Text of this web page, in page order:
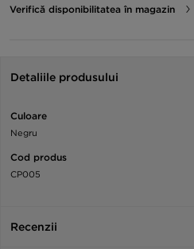
Verifică disponibilitatea în magazin
Detaliile produsului
Culoare
Negru
Cod produs
CP005
Recenzii